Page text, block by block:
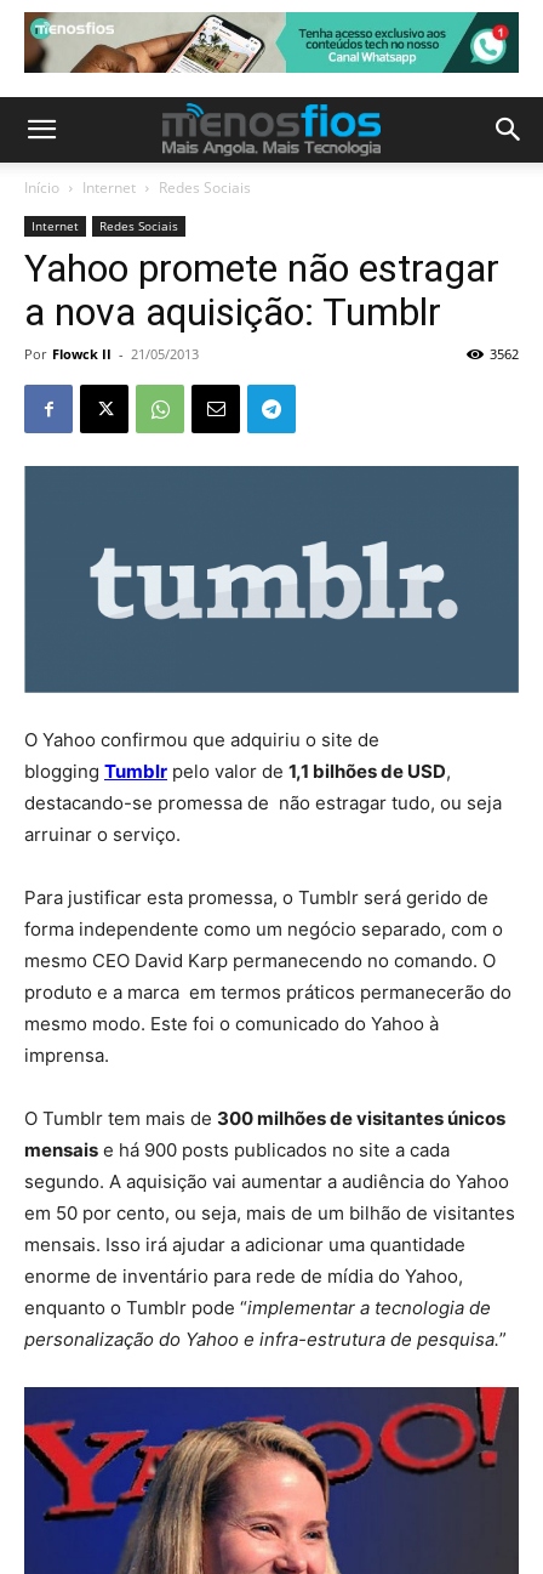
Início Internet Redes Sociais
Internet Redes Sociais
Yahoo promete não estragar
a nova aquisição: Tumblr
Por Flowck II - 21/05/2013 3562
O Yahoo confirmou que adquiriu o site de
blogging Tumblr pelo valor de 1,1 bilhões de USD,
destacando-se promessa de não estragar tudo, ou seja
arruinar o serviço.
Para justificar esta promessa, o Tumblr será gerido de
forma independente como um negócio separado, com o
mesmo CEO David Karp permanecendo no comando. O
produto e a marca em termos práticos permanecerão do
mesmo modo. Este foi o comunicado do Yahoo à
imprensa.
O Tumblr tem mais de 300 milhões de visitantes únicos
mensais e há 900 posts publicados no site a cada
segundo. A aquisição vai aumentar a audiência do Yahoo
em 50 por cento, ou seja, mais de um bilhão de visitantes
mensais. Isso irá ajudar a adicionar uma quantidade
enorme de inventário para rede de mídia do Yahoo,
enquanto o Tumblr pode “implementar a tecnologia de
personalização do Yahoo e infra-estrutura de pesquisa.”